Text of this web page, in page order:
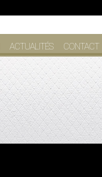
ACTUALITÉS CONTACT